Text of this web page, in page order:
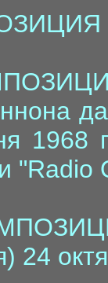
1968
"Radio
24